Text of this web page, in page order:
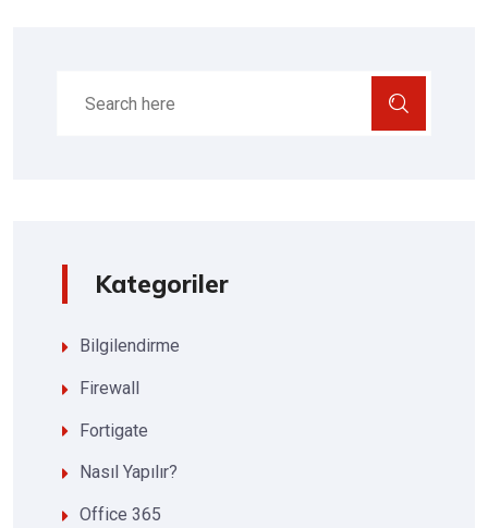
Kategoriler
Bilgilendirme
Firewall
Fortigate
Nasıl Yapılır?
Office 365